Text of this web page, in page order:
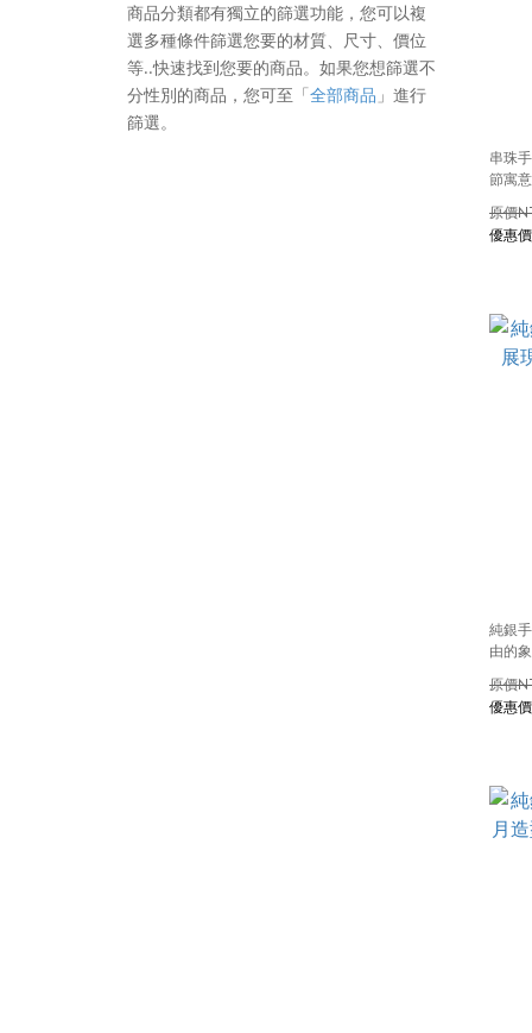
商品分類都有獨立的篩選功能，您可以複
選多種條件篩選您要的材質、尺寸、價位
等..快速找到您要的商品。如果您想篩選不
分性別的商品，您可至 「全部商品 」 進行
篩選。
串珠
節寓
純銀
由的